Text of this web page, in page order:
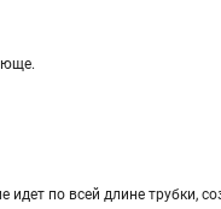
идет по всей длине трубки,